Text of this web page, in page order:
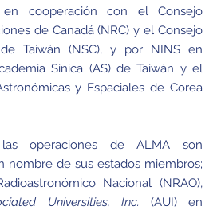
cooperación con el Consejo
de Canadá (NRC) y el Consejo
Taiwán (NSC), y por NINS en
Sinica (AS) de Taiwán y el
y Espaciales de Corea
operaciones de ALMA son
nombre de sus estados miembros;
Nacional (NRAO),
Universities, Inc. (AUI) en